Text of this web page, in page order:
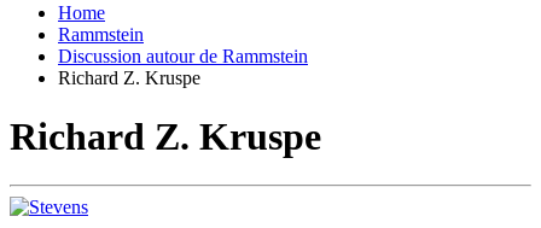
Home
Rammstein
Discussion autour de Rammstein
Richard Z. Kruspe
Richard Z. Kruspe